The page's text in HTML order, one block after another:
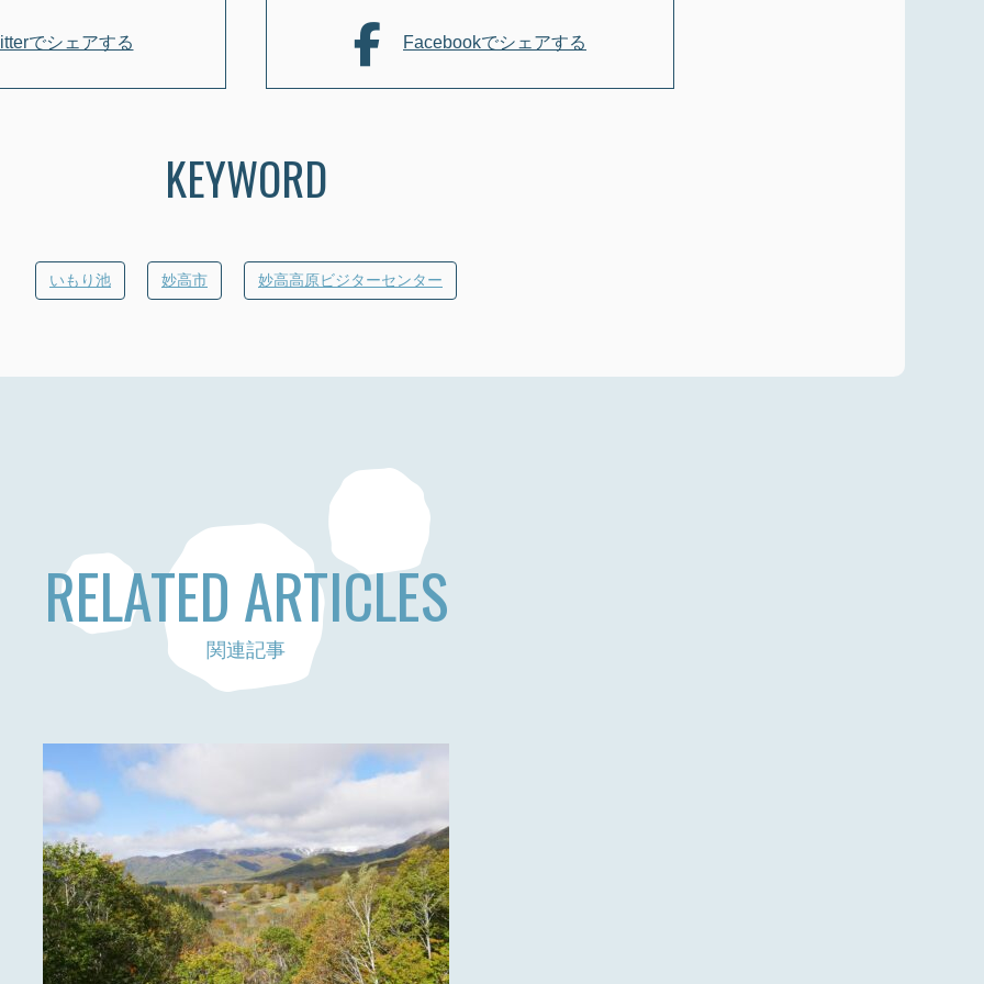
でシェアする Facebookでシェアする
KEYWORD
いもり池 妙高市 妙高高原ビジターセンター
RELATED ARTICLES
関連記事